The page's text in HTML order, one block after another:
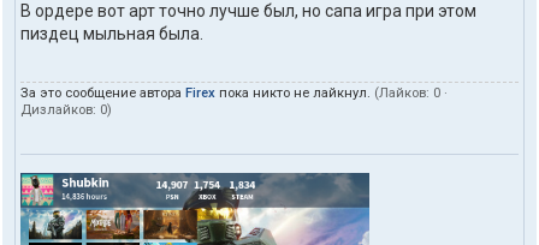
В ордере вот арт точно лучше был, но сапа игра при этом
пиздец мыльная была.
За это сообщение автора Firex пока никто не лайкнул. (Лайков: 0 ·
Дизлайков: 0)